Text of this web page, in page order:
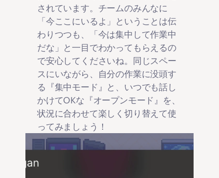
されています。チームのみんなに
「今ここにいるよ」ということは伝
わりつつも、「今は集中して作業中
だな」と一目でわかってもらえるの
で安心してくださいね。同じスペー
スにいながら、自分の作業に没頭す
る『集中モード』と、いつでも話し
かけてOKな『オープンモード』を、
状況に合わせて楽しく切り替えて使
ってみましょう！